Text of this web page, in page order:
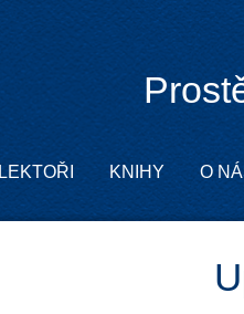
LEKTOŘI KNIHY O